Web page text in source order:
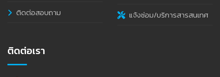
ติดต่อสอบถาม
แจ้งซ่อม/บริการสารสนเทศ
ติดต่อเรา